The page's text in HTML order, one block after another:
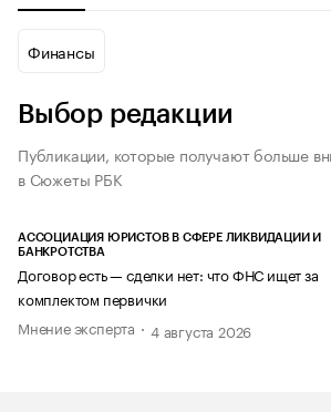
Финансы
Выбор редакции
Публикации, которые получают больше
в Сюжеты РБК
АССОЦИАЦИЯ ЮРИСТОВ В СФЕРЕ ЛИКВИДАЦИИ И
БАНКРОТСТВА
Договор есть — сделки нет: что ФНС ищет за
комплектом первички
Мнение эксперта
4 августа 2026